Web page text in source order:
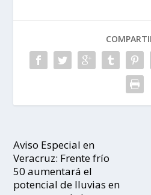
Aviso Especial en
Veracruz: Frente frío
50 aumentará el
potencial de lluvias en